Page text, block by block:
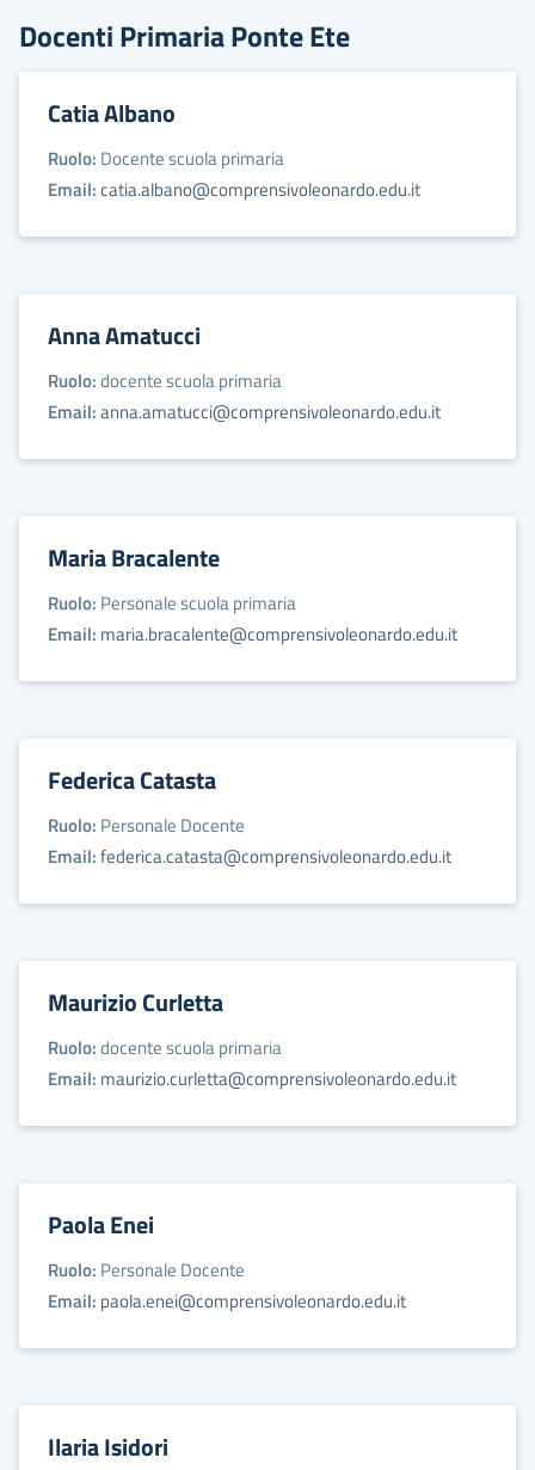
Docenti Primaria Ponte Ete
Catia Albano
Ruolo: Docente scuola primaria
Email:catia.albano@comprensivoleonardo.edu.it
Anna Amatucci
Ruolo:docente scuola primaria
Email:anna.amatucci@comprensivoleonardo.edu.it
Maria Bracalente
Ruolo: Personale scuola primaria
Email: maria.bracalente@comprensivoleonardo.edu.it
Federica Catasta
Ruolo: Personale Docente
Email:federica.catasta@comprensivoleonardo.edu.it
Maurizio Curletta
Ruolo:docente scuola primaria
Email: maurizio.curletta@comprensivoleonardo.edu.it
Paola Enei
Ruolo: Personale Docente
Email: paola.enei@comprensivoleonardo.edu.it
Ilaria Isidori